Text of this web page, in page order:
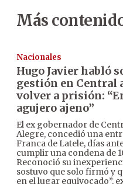
Más
Nacionales
Hugo Javier habló
gestión en Central
volver a prisión:
agujero ajeno”
El ex gobernador de
Alegre, concedió una
Franca de Latele, días
cumplir una condena de
Reconoció su
sostuvo que solo firmó y
en el lugar equivocado”,